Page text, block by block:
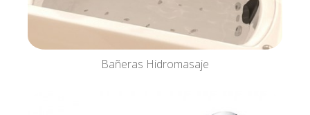
Bañeras Hidromasaje